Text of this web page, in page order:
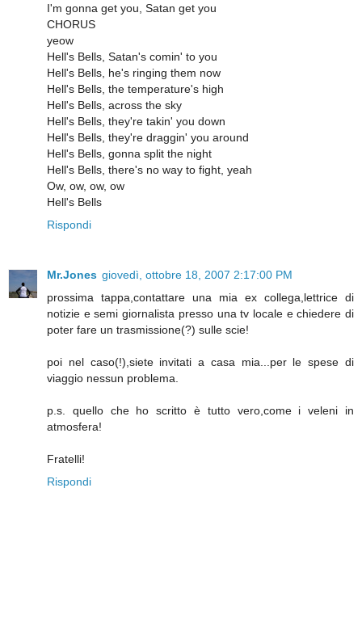
I'm gonna get you, Satan get you
CHORUS
yeow
Hell's Bells, Satan's comin' to you
Hell's Bells, he's ringing them now
Hell's Bells, the temperature's high
Hell's Bells, across the sky
Hell's Bells, they're takin' you down
Hell's Bells, they're draggin' you around
Hell's Bells, gonna split the night
Hell's Bells, there's no way to fight, yeah
Ow, ow, ow, ow
Hell's Bells
Rispondi
Mr.Jones giovedì, ottobre 18, 2007 2:17:00 PM
prossima tappa,contattare una mia ex collega,lettrice di
notizie e semi giornalista presso una tv locale e chiedere di
poter fare un trasmissione(?) sulle scie!
poi nel caso(!),siete invitati a casa mia...per le spese di
viaggio nessun problema.
p.s. quello che ho scritto è tutto vero,come i veleni in
atmosfera!
Fratelli!
Rispondi